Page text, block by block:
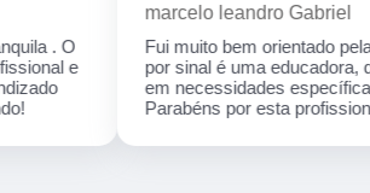
marcelo leandro Gabriel
Fui muito bem orientado pela Instrutora Ivone,
por sinal é uma educadora, que se concentra
em necessidades específicas de aprendizado,
Parabéns por esta profissional!